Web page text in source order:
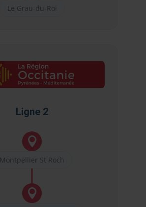
Le Grau-du-Roi
Ligne 2

Montpellier St Roch
